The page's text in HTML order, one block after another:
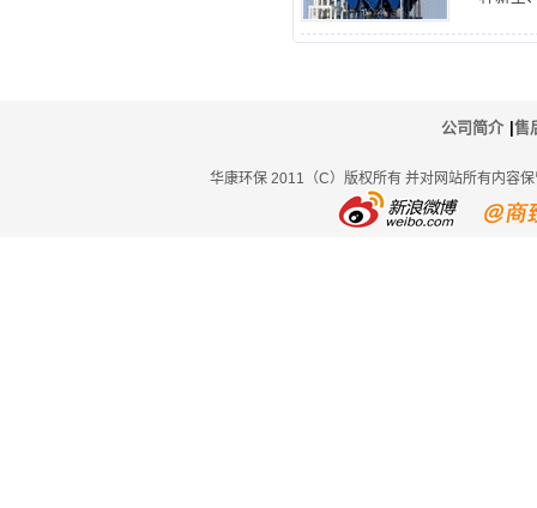
金、机械
尘设备的
公司简介 售
华康环保 2011（C）版权所有 并对网站所有内容